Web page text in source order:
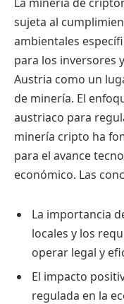
sujeta al
ambientales
para los inversores
Austria como un
de minería. El
austriaco para
minería cripto ha
para el avance
económico. Las
La importancia
locales y los
operar legal y
El impacto
regulada en la